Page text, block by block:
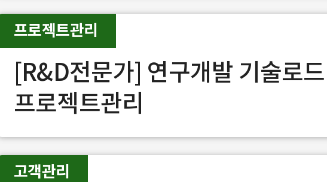
[R&D전문가] 연구개발 기술로
프로젝트관리
프로젝트관리
고객관리